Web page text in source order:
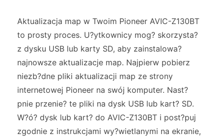
Aktualizacja map w Twoim Pioneer AVIC-Z130BT
to prosty proces. U?ytkownicy mog? skorzysta?
z dysku USB lub karty SD, aby zainstalowa?
najnowsze aktualizacje map. Najpierw pobierz
niezb?dne pliki aktualizacji map ze strony
internetowej Pioneer na swój komputer. Nast?
pnie przenie? te pliki na dysk USB lub kart? SD.
W?ó? dysk lub kart? do AVIC-Z130BT i post?puj
zgodnie z instrukcjami wy?wietlanymi na ekranie,